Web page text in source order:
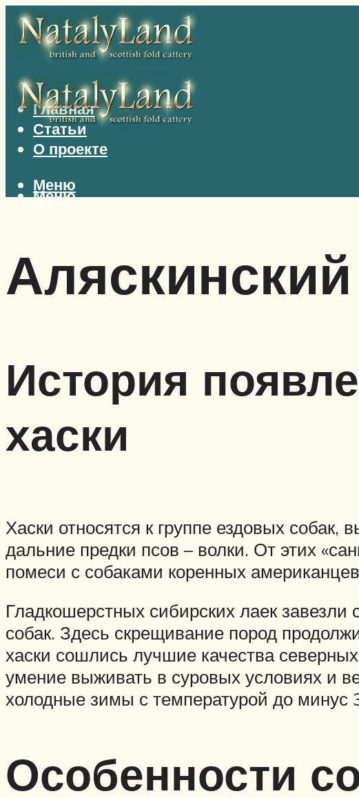
Главная
Статьи
О проекте
Меню
Меню
История
хаски
Хаски относятся к группе ездовых
дальние предки псов – волки. От этих
помеси с собаками коренных
Гладкошерстных сибирских лаек
собак. Здесь скрещивание пород
хаски сошлись лучшие качества
умение выживать в суровых условиях и
холодные зимы с температурой до минус
Особенности